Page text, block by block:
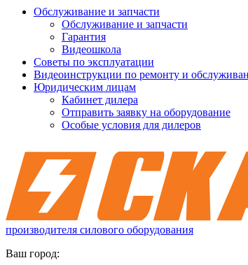
Обслуживание и запчасти
Обслуживание и запчасти
Гарантия
Видеошкола
Советы по эксплуатации
Видеоинструкции по ремонту и
Юридическим лицам
Кабинет дилера
Отправить заявку на оборудование
Особые условия для дилеров
производителя силового оборудования
Ваш город: